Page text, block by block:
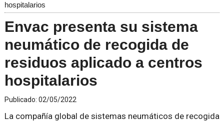
hospitalarios
Envac presenta su sistema
neumático de recogida de
residuos aplicado a centros
hospitalarios
Publicado: 02/05/2022
La compañía global de sistemas neumáticos de recogida